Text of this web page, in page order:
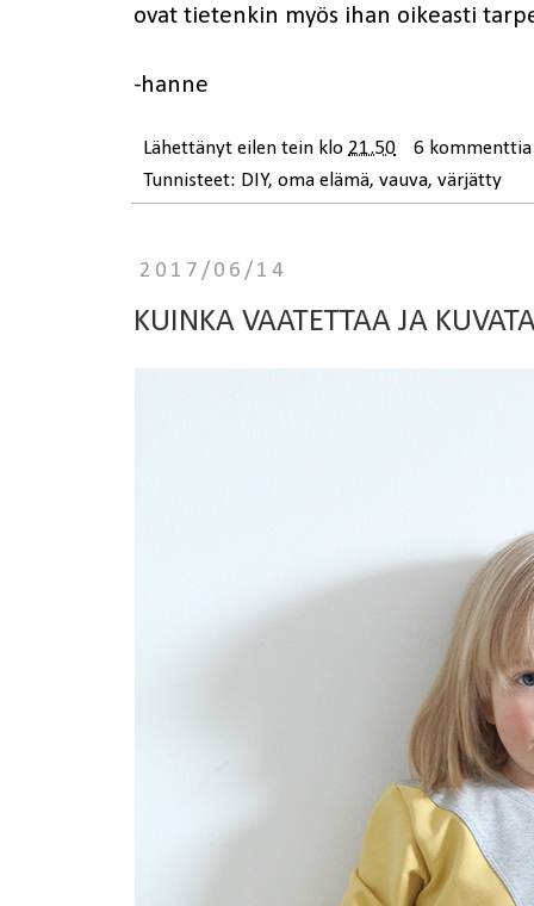
ovat tietenkin myös ihan oikeasti
-hanne
Lähettänyt eilen tein klo 21.50
6 kommenttia
Tunnisteet: DIY, oma elämä, vauva, värjätty
2017/06/14
KUINKA VAATETTAA JA